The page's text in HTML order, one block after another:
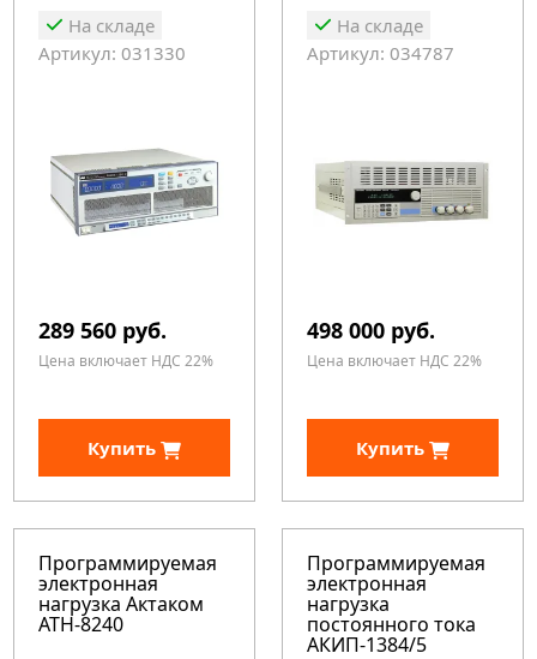
На складе
Артикул: 031330
289 560 руб.
Цена включает НДС 22%
Купить
На складе
Артикул: 034787
498 000 руб.
Цена включает НДС 22%
Купить
Программируемая
электронная
нагрузка Актаком
АТН-8240
Программируемая
электронная
нагрузка
постоянного тока
АКИП-1384/5